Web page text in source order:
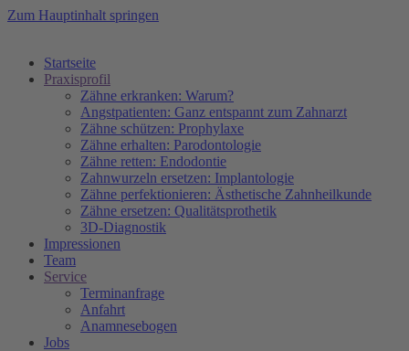
Zum Hauptinhalt springen
Startseite
Praxisprofil
Zähne erkranken: Warum?
Angstpatienten: Ganz entspannt zum Zahnarzt
Zähne schützen: Prophylaxe
Zähne erhalten: Parodontologie
Zähne retten: Endodontie
Zahnwurzeln ersetzen: Implantologie
Zähne perfektionieren: Ästhetische Zahnheilkunde
Zähne ersetzen: Qualitätsprothetik
3D-Diagnostik
Impressionen
Team
Service
Terminanfrage
Anfahrt
Anamnesebogen
Jobs